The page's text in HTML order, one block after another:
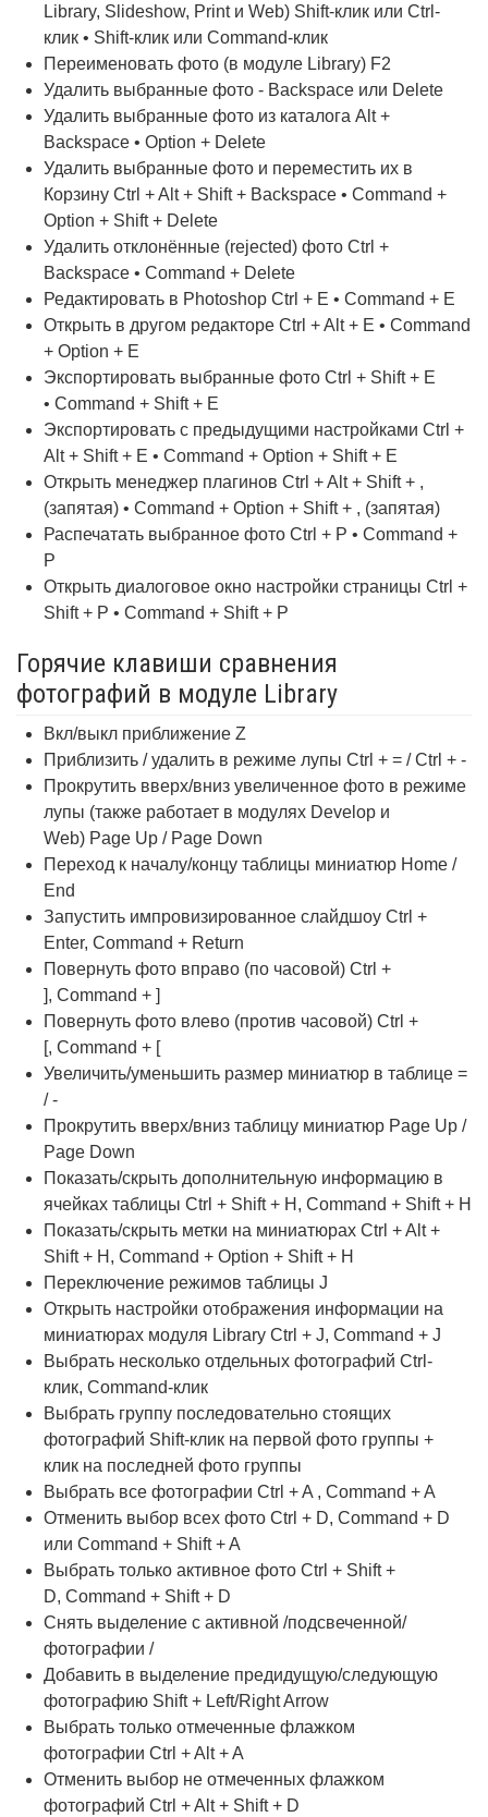
Library, Slideshow, Print и Web) Shift-клик или Ctrl-
клик • Shift-клик или Command-клик
Переименовать фото (в модуле Library) F2
Удалить выбранные фото - Backspace или Delete
Удалить выбранные фото из каталога Alt +
Backspace • Option + Delete
Удалить выбранные фото и переместить их в
Корзину Ctrl + Alt + Shift + Backspace • Command +
Option + Shift + Delete
Удалить отклонённые (rejected) фото Ctrl +
Backspace • Command + Delete
Редактировать в Photoshop Ctrl + E • Command + E
Открыть в другом редакторе Ctrl + Alt + E • Command
+ Option + E
Экспортировать выбранные фото Ctrl + Shift + E
• Command + Shift + E
Экспортировать с предыдущими настройками Ctrl +
Alt + Shift + E • Command + Option + Shift + E
Открыть менеджер плагинов Ctrl + Alt + Shift + ,
(запятая) • Command + Option + Shift + , (запятая)
Распечатать выбранное фото Ctrl + P • Command +
P
Открыть диалоговое окно настройки страницы Ctrl +
Shift + P • Command + Shift + P
Горячие клавиши сравнения
фотографий в модуле Library
Вкл/выкл приближение Z
Приблизить / удалить в режиме лупы Ctrl + = / Ctrl + -
Прокрутить вверх/вниз увеличенное фото в режиме
лупы (также работает в модулях Develop и
Web) Page Up / Page Down
Переход к началу/концу таблицы миниатюр Home /
End
Запустить импровизированное слайдшоу Ctrl +
Enter, Command + Return
Повернуть фото вправо (по часовой) Ctrl +
], Command + ]
Повернуть фото влево (против часовой) Ctrl +
[, Command + [
Увеличить/уменьшить размер миниатюр в таблице =
/ -
Прокрутить вверх/вниз таблицу миниатюр Page Up /
Page Down
Показать/скрыть дополнительную информацию в
ячейках таблицы Ctrl + Shift + H, Command + Shift + H
Показать/скрыть метки на миниатюрах Ctrl + Alt +
Shift + H, Command + Option + Shift + H
Переключение режимов таблицы J
Открыть настройки отображения информации на
миниатюрах модуля Library Ctrl + J, Command + J
Выбрать несколько отдельных фотографий Ctrl-
клик, Command-клик
Выбрать группу последовательно стоящих
фотографий Shift-клик на первой фото группы +
клик на последней фото группы
Выбрать все фотографии Ctrl + A , Command + A
Отменить выбор всех фото Ctrl + D, Command + D
или Command + Shift + A
Выбрать только активное фото Ctrl + Shift +
D, Command + Shift + D
Снять выделение с активной /подсвеченной/
фотографии /
Добавить в выделение предидущую/следующую
фотографию Shift + Left/Right Arrow
Выбрать только отмеченные флажком
фотографии Ctrl + Alt + A
Отменить выбор не отмеченных флажком
фотографий Ctrl + Alt + Shift + D